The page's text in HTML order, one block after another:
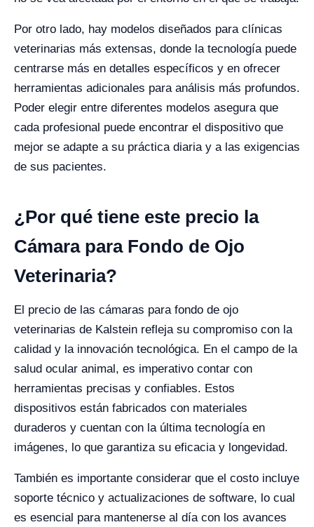
Por otro lado, hay modelos diseñados para clínicas
veterinarias más extensas, donde la tecnología puede
centrarse más en detalles específicos y en ofrecer
herramientas adicionales para análisis más profundos.
Poder elegir entre diferentes modelos asegura que
cada profesional puede encontrar el dispositivo que
mejor se adapte a su práctica diaria y a las exigencias
de sus pacientes.
¿Por qué tiene este precio la
Cámara para Fondo de Ojo
Veterinaria?
El precio de las cámaras para fondo de ojo
veterinarias de Kalstein refleja su compromiso con la
calidad y la innovación tecnológica. En el campo de la
salud ocular animal, es imperativo contar con
herramientas precisas y confiables. Estos
dispositivos están fabricados con materiales
duraderos y cuentan con la última tecnología en
imágenes, lo que garantiza su eficacia y longevidad.
También es importante considerar que el costo incluye
soporte técnico y actualizaciones de software, lo cual
es esencial para mantenerse al día con los avances